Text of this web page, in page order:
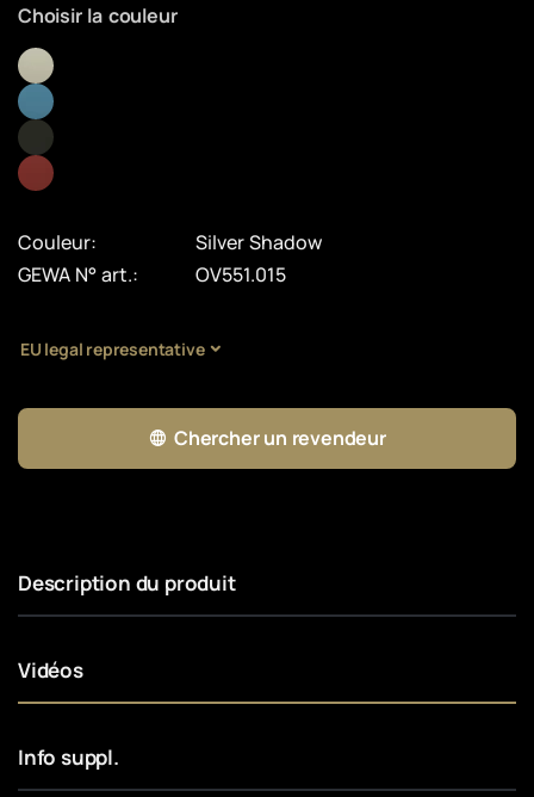
Choisir la couleur
Couleur:
Silver Shadow
GEWA N° art.:
OV551.015
EU legal representative
Chercher un revendeur
Description du produit
Vidéos
Info suppl.